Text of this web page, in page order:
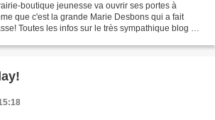
boutique jeunesse va ouvrir ses portes à
que c'est la grande Marie Desbons qui a fait
Toutes les infos sur le très sympathique blog de